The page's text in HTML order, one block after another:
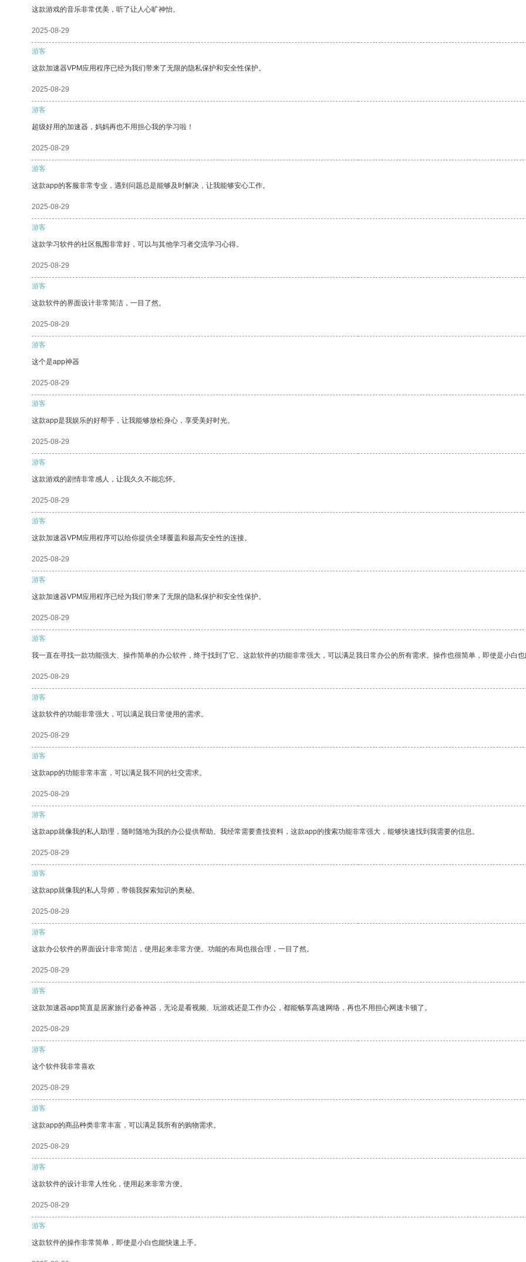
这款游戏的音乐非常优美，听了让人心旷神怡。
2025-08-29
游客
这款加速器VPM应用程序已经为我们带来了无限的隐私保护和安全性保护。
2025-08-29
游客
超级好用的加速器，妈妈再也不用担心我的学习啦！
2025-08-29
游客
这款app的客服非常专业，遇到问题总是能够及时解决，让我能够安心工作。
2025-08-29
游客
这款学习软件的社区氛围非常好，可以与其他学习者交流学习心得。
2025-08-29
游客
这款软件的界面设计非常简洁，一目了然。
2025-08-29
游客
这个是app神器
2025-08-29
游客
这款app是我娱乐的好帮手，让我能够放松身心，享受美好时光。
2025-08-29
游客
这款游戏的剧情非常感人，让我久久不能忘怀。
2025-08-29
游客
这款加速器VPM应用程序可以给你提供全球覆盖和最高安全性的连接。
2025-08-29
游客
这款加速器VPM应用程序已经为我们带来了无限的隐私保护和安全性保护。
2025-08-29
游客
我一直在寻找一款功能强大、操作简单的办公软件，终于找到了它。这款软件的功能非常强大，可以满足我日常办公的所有需求。操作也很简单，即使是小白也
2025-08-29
游客
这款软件的功能非常强大，可以满足我日常使用的需求。
2025-08-29
游客
这款app的功能非常丰富，可以满足我不同的社交需求。
2025-08-29
游客
这款app就像我的私人助理，随时随地为我的办公提供帮助。我经常需要查找资料，这款app的搜索功能非常强大，能够快速找到我需要的信息。
2025-08-29
游客
这款app就像我的私人导师，带领我探索知识的奥秘。
2025-08-29
游客
这款办公软件的界面设计非常简洁，使用起来非常方便。功能的布局也很合理，一目了然。
2025-08-29
游客
这款加速器app简直是居家旅行必备神器，无论是看视频、玩游戏还是工作办公，都能畅享高速网络，再也不用担心网速卡顿了。
2025-08-29
游客
这个软件我非常喜欢
2025-08-29
游客
这款app的商品种类非常丰富，可以满足我所有的购物需求。
2025-08-29
游客
这款软件的设计非常人性化，使用起来非常方便。
2025-08-29
游客
这款软件的操作非常简单，即使是小白也能快速上手。